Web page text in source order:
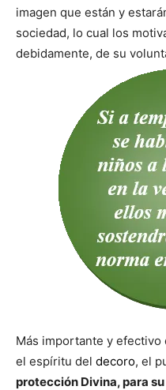
imagen que están y
sociedad, lo cual los
debidamente, de su
Más importante y
el espíritu del decoro, el
protección Divina, para